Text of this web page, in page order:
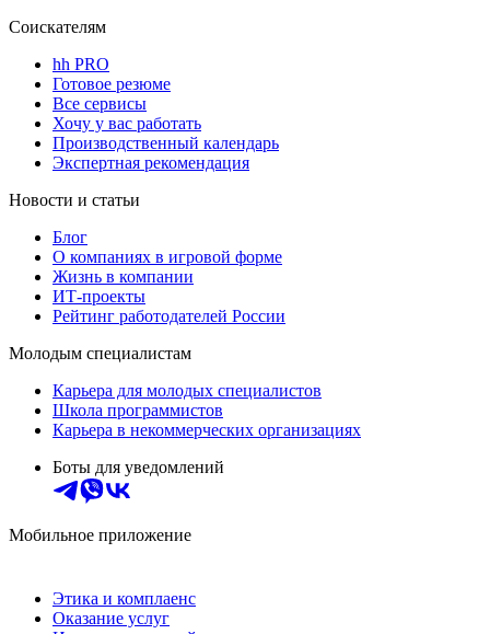
Соискателям
hh PRO
Готовое резюме
Все сервисы
Хочу у вас работать
Производственный календарь
Экспертная рекомендация
Новости и статьи
Блог
О компаниях в игровой форме
Жизнь в компании
ИТ-проекты
Рейтинг работодателей России
Молодым специалистам
Карьера для молодых специалистов
Школа программистов
Карьера в некоммерческих организациях
Боты для уведомлений
Мобильное приложение
Этика и комплаенс
Оказание услуг